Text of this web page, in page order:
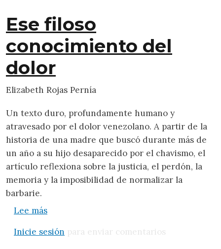
Ese filoso
conocimiento del
dolor
Elizabeth Rojas Pernía
Un texto duro, profundamente humano y
atravesado por el dolor venezolano. A partir de la
historia de una madre que buscó durante más de
un año a su hijo desaparecido por el chavismo, el
artículo reflexiona sobre la justicia, el perdón, la
memoria y la imposibilidad de normalizar la
barbarie.
Lee mássobre Ese filoso conocimiento del dolor
Inicie sesión para enviar comentarios